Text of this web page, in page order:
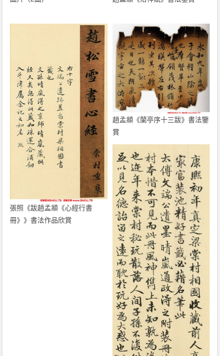
張照《跋趙孟頫《心經行書
冊》》書法作品欣賞
趙孟頫《蘭亭序十三跋》書法鑒
賞